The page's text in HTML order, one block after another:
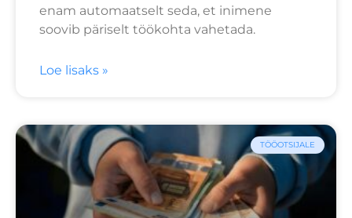
enam automaatselt seda, et inimene
soovib päriselt töökohta vahetada.
Loe lisaks »
TÖÖOTSIJALE